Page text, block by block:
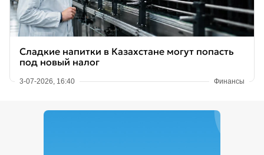
Сладкие напитки в Казахстане могут попасть
под новый налог
3-07-2026, 16:40 Финансы